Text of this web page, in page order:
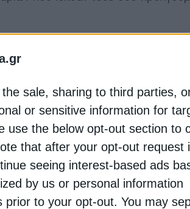
sale, sharing to third parties,
or sensitive information for
use the below opt-out section to
that after your opt-out request
seeing interest-based ads
by us or personal information
prior to your opt-out. You may
τα οποία αποτελούν τους
για τους ανεξάρτητα
σε σχέση με το ICE Brent για
από αυτούς.
είναι περιορισμένη, επειδή οι
μεγάλες απώλειες»,
μονάδες διύλισης μειώνουν τους